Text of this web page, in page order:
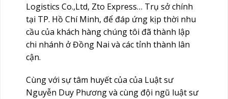
Logistics Co.,Ltd, Zto Express… Trụ sở chính
tại TP. Hồ Chí Minh, để đáp ứng kịp thời nhu
cầu của khách hàng chúng tôi đã thành lập
chi nhánh ở Đồng Nai và các tỉnh thành lân
cận.
Cùng với sự tâm huyết của của Luật sư
Nguyễn Duy Phương và cùng đội ngũ luật sư